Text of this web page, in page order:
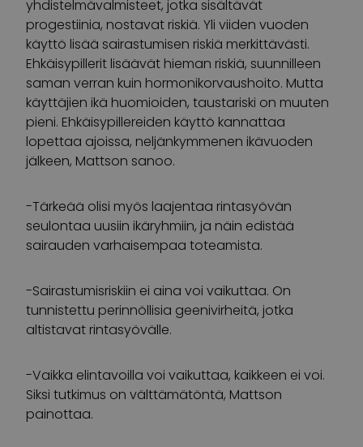
yhdistelmävalmisteet, jotka sisältävät
progestiinia, nostavat riskiä. Yli viiden vuoden
käyttö lisää sairastumisen riskiä merkittävästi.
Ehkäisypillerit lisäävät hieman riskiä, suunnilleen
saman verran kuin hormonikorvaushoito. Mutta
käyttäjien ikä huomioiden, taustariski on muuten
pieni. Ehkäisypillereiden käyttö kannattaa
lopettaa ajoissa, neljänkymmenen ikävuoden
jälkeen, Mattson sanoo.
-Tärkeää olisi myös laajentaa rintasyövän
seulontaa uusiin ikäryhmiin, ja näin edistää
sairauden varhaisempaa toteamista.
-Sairastumisriskiin ei aina voi vaikuttaa. On
tunnistettu perinnöllisia geenivirheitä, jotka
altistavat rintasyövälle.
-Vaikka elintavoilla voi vaikuttaa, kaikkeen ei voi.
Siksi tutkimus on välttämätöntä, Mattson
painottaa.